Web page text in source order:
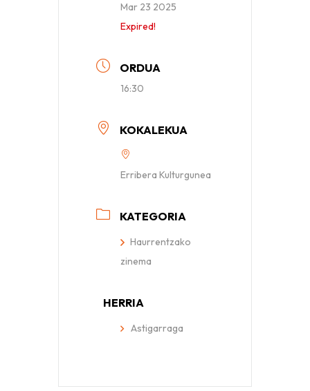
Mar 23 2025
Expired!
ORDUA
16:30
KOKALEKUA
Erribera Kulturgunea
KATEGORIA
Haurrentzako
zinema
HERRIA
Astigarraga